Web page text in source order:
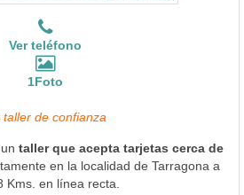
Ver teléfono
1Foto
de confianza
taller que acepta tarjetas cerca de
en la localidad de Tarragona a
Kms. en línea recta.